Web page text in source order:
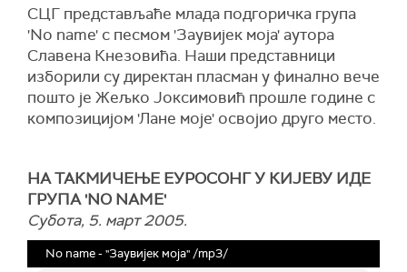
СЦГ представљаће млада подгоричка група
'No name' с песмом 'Заувијек моја' аутора
Славена Кнезовића. Наши представници
изборили су директан пласман у финално вече
пошто је Жељко Јоксимовић прошле године с
композицијом 'Лане моје' освојио друго место.
НА ТАКМИЧЕЊЕ ЕУРОСОНГ У КИЈЕВУ ИДЕ
ГРУПА 'NO NAME'
Субота, 5. март 2005.
No name - "Заувијек моја" /mp3/